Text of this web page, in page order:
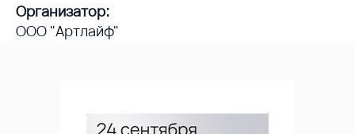
Организатор:
ООО "Артлайф"